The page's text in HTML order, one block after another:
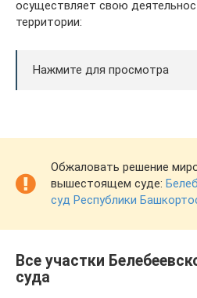
осуществляет свою
территории:
Нажмите для просмотра
Обжаловать решение
вышестоящем суде:
суд Республики
Все участки
суда